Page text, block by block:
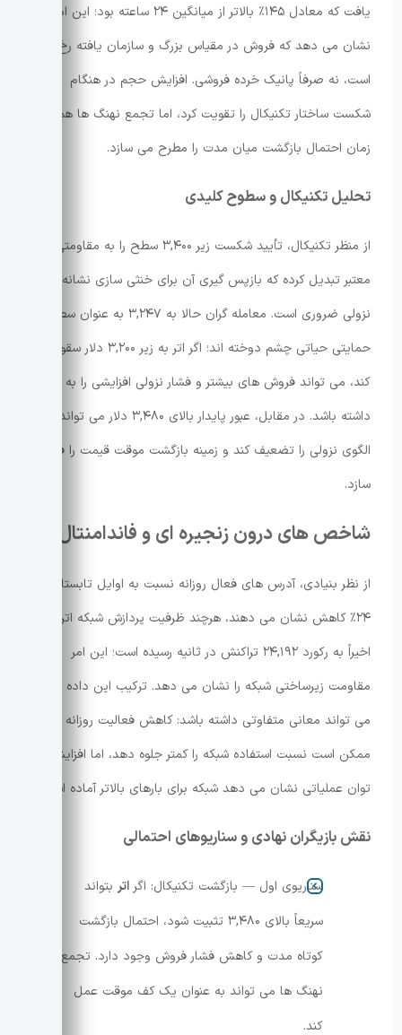
یافت که معادل ۱۴۵٪ بالاتر از میانگین ۲۴ ساعته بود؛ این امر
نشان می دهد که فروش در مقیاس بزرگ و سازمان یافته رخ داده
است، نه صرفاً پانیک خرده فروشی. افزایش حجم در هنگام
شکست ساختار تکنیکال را تقویت کرد، اما تجمع نهنگ ها هم
زمان احتمال بازگشت میان مدت را مطرح می سازد.
تحلیل تکنیکال و سطوح کلیدی
از منظر تکنیکال، تأیید شکست زیر ۳,۴۰۰ سطح را به مقاومتی
معتبر تبدیل کرده که بازپس گیری آن برای خنثی سازی نشانه های
نزولی ضروری است. معامله گران حالا به ۳,۲۴۷ به عنوان سطح
حمایتی حیاتی چشم دوخته اند؛ اگر اتر به زیر ۳,۲۰۰ دلار سقوط
کند، می تواند فروش های بیشتر و فشار نزولی افزایشی را به همراه
داشته باشد. در مقابل، عبور پایدار بالای ۳,۴۸۰ دلار می تواند
الگوی نزولی را تضعیف کند و زمینه بازگشت موقت قیمت را فراهم
سازد.
شاخص های درون زنجیره ای و فاندامنتال
از نظر بنیادی، آدرس های فعال روزانه نسبت به اوایل تابستان
۲۴٪ کاهش نشان می دهند، هرچند ظرفیت پردازش شبکه اتریوم
اخیراً به رکورد ۲۴,۱۹۲ تراکنش در ثانیه رسیده است؛ این امر
مقاومت زیرساختی شبکه را نشان می دهد. ترکیب این داده ها
می تواند معانی متفاوتی داشته باشد: کاهش فعالیت روزانه
ممکن است نسبت استفاده شبکه را کمتر جلوه دهد، اما افزایش
توان عملیاتی نشان می دهد شبکه برای بارهای بالاتر آماده است.
نقش بازیگران نهادی و سناریوهای احتمالی
سناریوی اول — بازگشت تکنیکال: اگراتر بتواند
سریعاً بالای ۳,۴۸۰ تثبیت شود، احتمال بازگشت
کوتاه مدت و کاهش فشار فروش وجود دارد. تجمع
نهنگ ها می تواند به عنوان یک کف موقت عمل
کند.